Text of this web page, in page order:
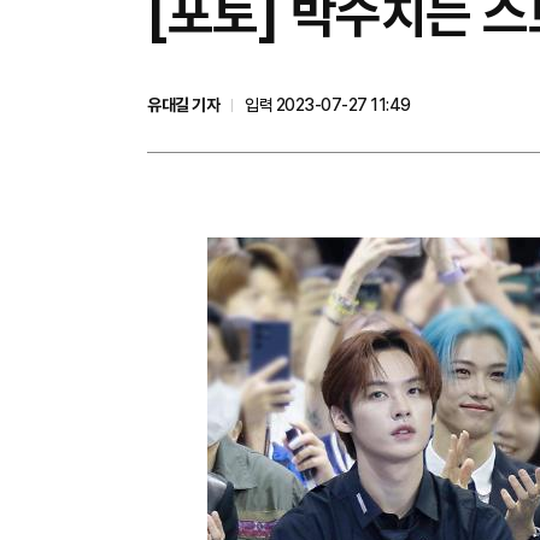
[포토] 박수치는
유대길 기자 입력 2023-07-27 11:49